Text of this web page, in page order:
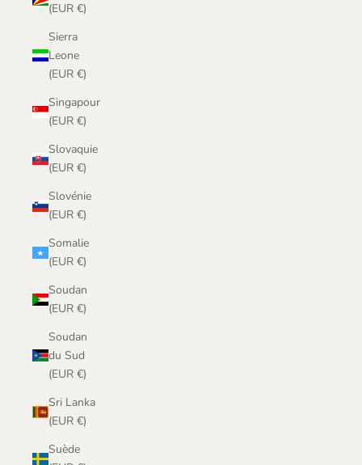
(EUR €)
Sierra
Leone
(EUR €)
Singapour
(EUR €)
Slovaquie
(EUR €)
Slovénie
(EUR €)
Somalie
(EUR €)
Soudan
(EUR €)
Soudan
du Sud
(EUR €)
Sri Lanka
(EUR €)
Suède